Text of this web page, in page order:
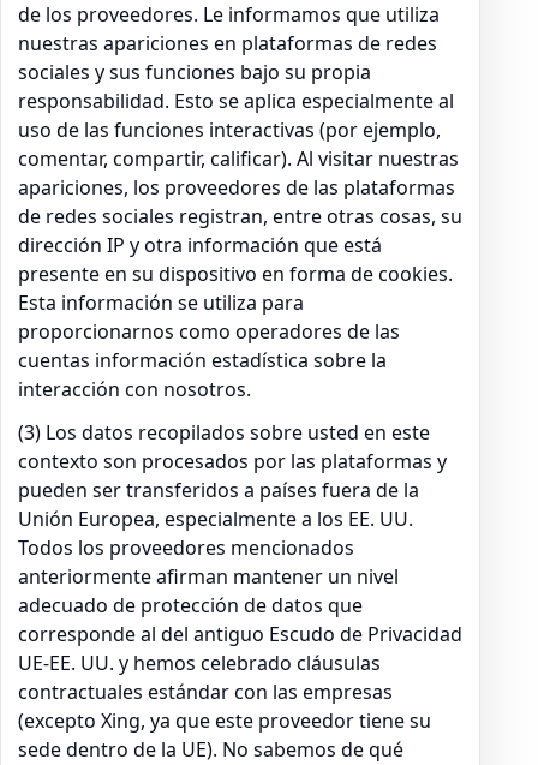
de los proveedores. Le informamos que utiliza
nuestras apariciones en plataformas de redes
sociales y sus funciones bajo su propia
responsabilidad. Esto se aplica especialmente al
uso de las funciones interactivas (por ejemplo,
comentar, compartir, calificar). Al visitar nuestras
apariciones, los proveedores de las plataformas
de redes sociales registran, entre otras cosas, su
dirección IP y otra información que está
presente en su dispositivo en forma de cookies.
Esta información se utiliza para
proporcionarnos como operadores de las
cuentas información estadística sobre la
interacción con nosotros.
(3) Los datos recopilados sobre usted en este
contexto son procesados por las plataformas y
pueden ser transferidos a países fuera de la
Unión Europea, especialmente a los EE. UU.
Todos los proveedores mencionados
anteriormente afirman mantener un nivel
adecuado de protección de datos que
corresponde al del antiguo Escudo de Privacidad
UE-EE. UU. y hemos celebrado cláusulas
contractuales estándar con las empresas
(excepto Xing, ya que este proveedor tiene su
sede dentro de la UE). No sabemos de qué